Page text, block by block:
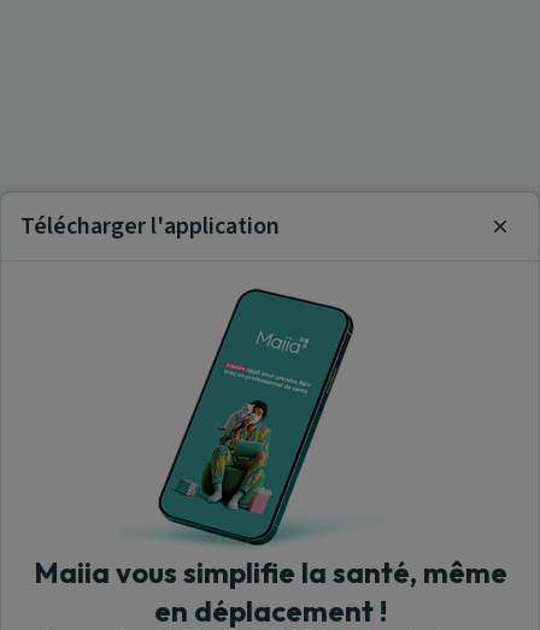
Télécharger l'application
Maiia vous simplifie la santé, même
en déplacement !